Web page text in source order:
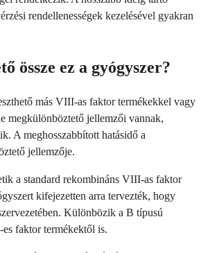
rendellenességek kezelésével gyakran
össze ez a gyógyszer?
más VIII-as faktor termékekkel vagy
megkülönböztető jellemzői vannak,
A meghosszabbított hatásidő a
jellemzője.
a standard rekombináns VIII-as faktor
kifejezetten arra tervezték, hogy
Különbözik a B típusú
faktor termékektől is.